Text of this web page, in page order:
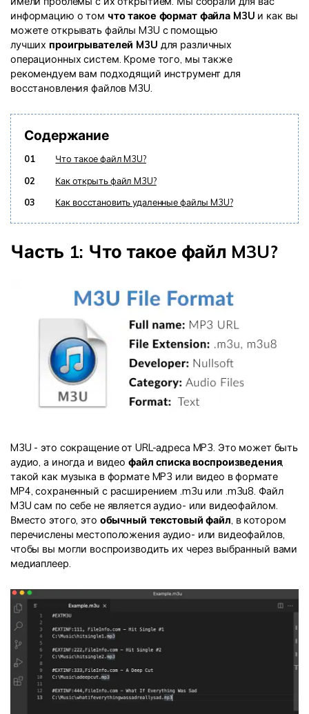
Информационный центр
НАЙТИ БОЛЬШЕ РЕШЕНИЙ
информацию о том что такое формат файла M3U и как вы
можете открывать файлы M3U с помощью
лучших проигрывателей M3U для различных
операционных систем. Кроме того, мы также
рекомендуем вам подходящий инструмент для
восстановления файлов M3U.
Содержание
01
Что такое файл M3U?
02
Как открыть файл M3U?
03
Как восстановить удаленные файлы M3U?
Часть 1: Что такое файл M3U?
M3U - это сокращение от URL-адреса MP3. Это может быть
аудио, а иногда и видео файл списка воспроизведения,
такой как музыка в формате MP3 или видео в формате
MP4, сохраненный с расширением .m3u или .m3u8. Файл
M3U сам по себе не является аудио- или видеофайлом.
Вместо этого, это обычный текстовый файл, в котором
перечислены местоположения аудио- или видеофайлов,
чтобы вы могли воспроизводить их через выбранный вами
медиаплеер.